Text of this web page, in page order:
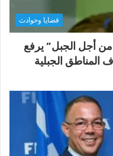
قضايا وحوادث
المدني من أجل الجبل” يرفع
الجبلية